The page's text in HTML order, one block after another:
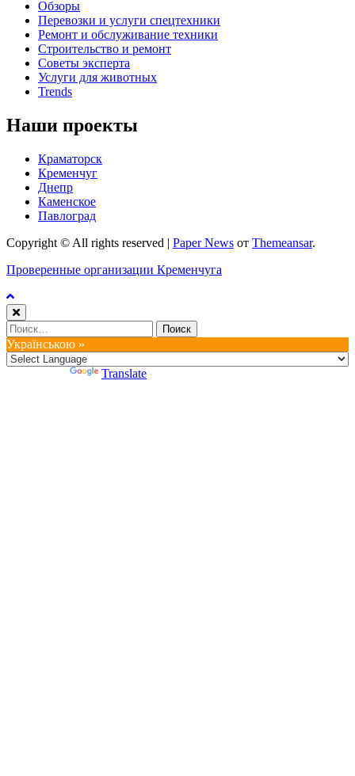
Обзоры
Перевозки и услуги спецтехники
Ремонт и обслуживание техники
Строительство и ремонт
Советы эксперта
Услуги для животных
Trends
Наши проекты
Краматорск
Кременчуг
Днепр
Каменское
Павлоград
Copyright © All rights reserved | Paper News от Themeansar.
Проверенные организации Кременчуга
Найти:
Українською »
Translate